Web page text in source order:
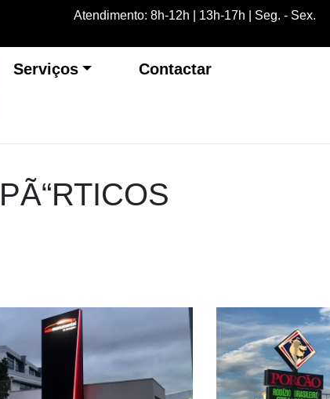
Atendimento: 8h-12h | 13h-17h | Seg. - Sex.
Serviços Contactar
PÃ“RTICOS